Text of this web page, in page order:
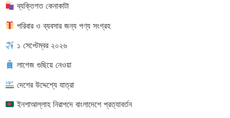
ব্যক্তিগত কেনাকাটা
পরিবার ও ব্যবসার জন্য পণ্য সংগ্রহ
১ সেপ্টেম্বর ২০২৬
লাগেজ গুছিয়ে নেওয়া
দেশের উদ্দেশ্যে যাত্রা
ইনশাআল্লাহ নিরাপদে বাংলাদেশে প্রত্যাবর্তন